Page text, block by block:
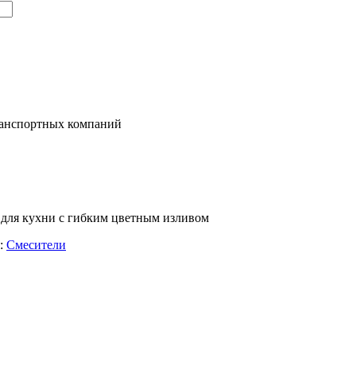
компаний
кухни с гибким цветным изливом
Смесители